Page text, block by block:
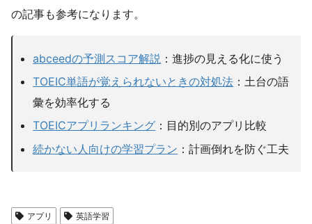
の記事も参考になります。
abceedの予測スコア解説 ：進捗の見える化に使う
TOEIC単語が覚えられないときの対処法 ：土台の語
彙を効率化する
TOEICアプリランキング ：目的別のアプリ比較
続かない人向けの学習プラン ：計画倒れを防ぐ工夫
アプリ 英語学習